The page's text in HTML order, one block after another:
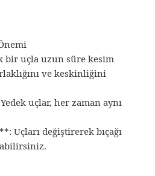
bir uçla uzun süre kesim
ve keskinliğini
uçlar, her zaman aynı
Uçları değiştirerek bıçağı